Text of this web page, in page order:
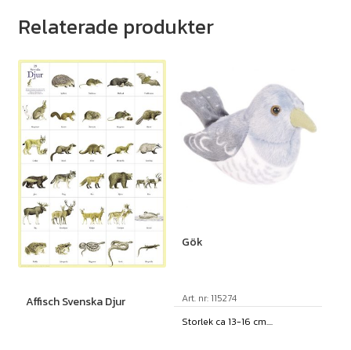
Relaterade produkter
Affisch Svenska Djur
Gök
Art. nr: 115274
Storlek ca 13-16 cm....